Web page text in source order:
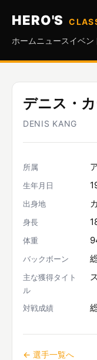
HERO'S
ホーム ニュースイベン
デニス・
DENIS KANG
所属
生年月日
出身地
身長
体重
バックボーン
主な獲得タイト
ル
対戦成績
← 選手一覧へ